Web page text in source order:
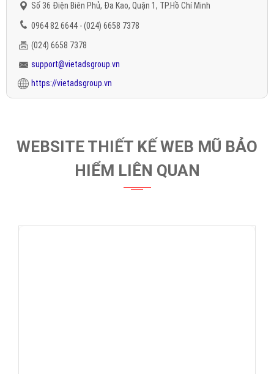
Số 36 Điện Biên Phủ, Đa Kao, Quận 1, TP.Hồ Chí Minh
0964 82 6644 - (024) 6658 7378
(024) 6658 7378
support@vietadsgroup.vn
https://vietadsgroup.vn
WEBSITE THIẾT KẾ WEB MŨ BẢO
HIỂM LIÊN QUAN